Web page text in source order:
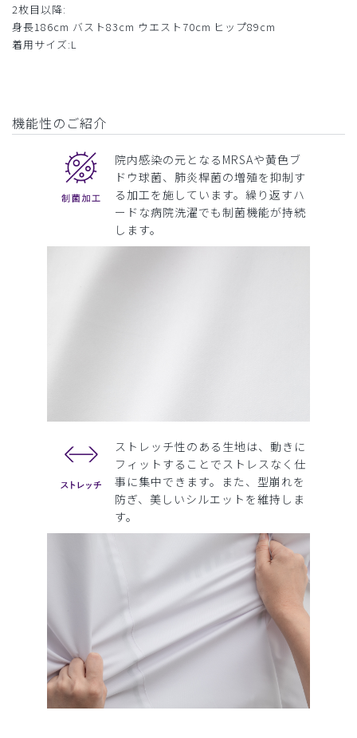
2枚目以降:
身長186cm バスト83cm ウエスト70cm ヒップ89cm
着用サイズ:L
機能性のご紹介
院内感染の元となるMRSAや黄色ブ
ドウ球菌、肺炎桿菌の増殖を抑制す
る加工を施しています。繰り返すハ
ードな病院洗濯でも制菌機能が持続
します。
ストレッチ性のある生地は、動きに
フィットすることでストレスなく仕
事に集中できます。また、型崩れを
防ぎ、美しいシルエットを維持しま
す。